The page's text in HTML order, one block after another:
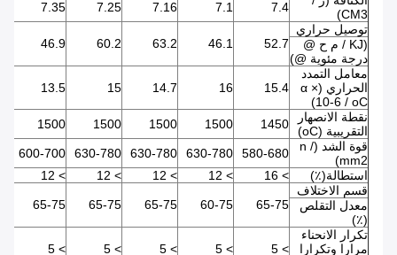
CM3)
7.4
7.1
7.16
7.25
7.35
توصيل حراري
52.7
46.1
63.2
60.2
46.9
(KJ / م ح @
درجة مئوية @)
معامل التمدد
الحراري (α ×
10-6 / oC)
15.4
16
14.7
15
13.5
نقطة الانصهار
التقريبية (oC)
1450
1500
1500
1500
1500
قوة الشد (n /
mm2)
580-680
630-780
630-780
630-780
600-700
استطالة(٪)
> 16
> 12
> 12
> 12
> 12
قسم الاختلاف
65-75
60-75
65-75
65-75
65-75
معدل التقلص
(٪)
تكرار الانحناء
مرارا وتكرارا
> 5
> 5
> 5
> 5
> 5